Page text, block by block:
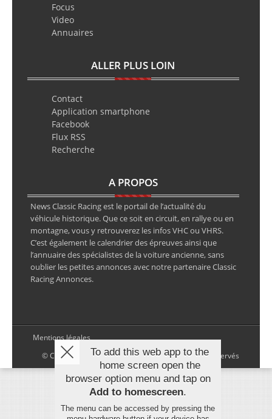
Focus
Video
Annuaires
ALLER PLUS LOIN
Contact
Application smartphone
Facebook
Flux RSS
Recherche
A PROPOS
News Classic Racing est le portail de l’actualité du
véhicule historique. Que ce soit en circuit, en rallye ou en
montagne, vous y retrouverez les infos VHC ou VHRS.
C’est également le calendrier des épreuves ainsi que
l’annuaire des spécialistes de la voiture ancienne, sans
oublier les petites annonces avec notre partenaire Classic
Racing Annonces.
Mentions légales
© Copyright 2026 NewsClassicRacing, tous droits réservés
To add this web app to the
home screen open the
browser option menu and tap on
Add to homescreen.
The menu can be accessed by pressing the